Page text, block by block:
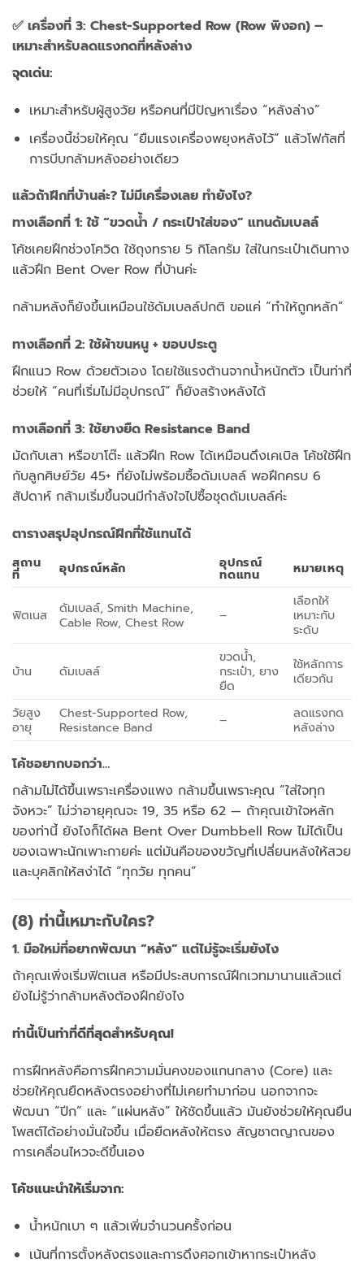
✅ เครื่องที่ 3: Chest-Supported Row (Row พิงอก) –
เหมาะสำหรับลดแรงกดที่หลังล่าง
จุดเด่น:
เหมาะสำหรับผู้สูงวัย หรือคนที่มีปัญหาเรื่อง “หลังล่าง”
เครื่องนี้ช่วยให้คุณ “ยืมแรงเครื่องพยุงหลังไว้” แล้วโฟกัสที่
การบีบกล้ามหลังอย่างเดียว
แล้วถ้าฝึกที่บ้านล่ะ? ไม่มีเครื่องเลย ทำยังไง?
ทางเลือกที่ 1: ใช้ “ขวดน้ำ / กระเป๋าใส่ของ” แทนดัมเบลล์
โค้ชเคยฝึกช่วงโควิด ใช้ถุงทราย 5 กิโลกรัม ใส่ในกระเป๋าเดินทาง
แล้วฝึก Bent Over Row ที่บ้านค่ะ
กล้ามหลังก็ยังขึ้นเหมือนใช้ดัมเบลล์ปกติ ขอแค่ “ทำให้ถูกหลัก”
ทางเลือกที่ 2: ใช้ผ้าขนหนู + ขอบประตู
ฝึกแนว Row ด้วยตัวเอง โดยใช้แรงต้านจากน้ำหนักตัว เป็นท่าที่
ช่วยให้ “คนที่เริ่มไม่มีอุปกรณ์” ก็ยังสร้างหลังได้
ทางเลือกที่ 3: ใช้ยางยืด Resistance Band
มัดกับเสา หรือขาโต๊ะ แล้วฝึก Row ได้เหมือนดึงเคเบิล โค้ชใช้ฝึก
กับลูกศิษย์วัย 45+ ที่ยังไม่พร้อมซื้อดัมเบลล์ พอฝึกครบ 6
สัปดาห์ กล้ามเริ่มขึ้นจนมีกำลังใจไปซื้อชุดดัมเบลล์ค่ะ
ตารางสรุปอุปกรณ์ฝึกที่ใช้แทนได้
สถาน
ที่ อุปกรณ์หลัก อุปกรณ์
ทดแทน หมายเหตุ
ฟิตเนส
ดัมเบลล์, Smith Machine,
Cable Row, Chest Row
–
เลือกให้
เหมาะกับ
ระดับ
บ้าน ดัมเบลล์
ขวดน้ำ,
กระเป๋า, ยาง
ยืด
ใช้หลักการ
เดียวกัน
วัยสูง
อายุ
Chest-Supported Row,
Resistance Band
–
ลดแรงกด
หลังล่าง
โค้ชอยากบอกว่า…
กล้ามไม่ได้ขึ้นเพราะเครื่องแพง กล้ามขึ้นเพราะคุณ “ใส่ใจทุก
จังหวะ” ไม่ว่าอายุคุณจะ 19, 35 หรือ 62 — ถ้าคุณเข้าใจหลัก
ของท่านี้ ยังไงก็ได้ผล Bent Over Dumbbell Row ไม่ได้เป็น
ของเฉพาะนักเพาะกายค่ะ แต่มันคือของขวัญที่เปลี่ยนหลังให้สวย
และบุคลิกให้สง่าได้ “ทุกวัย ทุกคน”
(8) ท่านี้เหมาะกับใคร?
1. มือใหม่ที่อยากพัฒนา “หลัง” แต่ไม่รู้จะเริ่มยังไง
ถ้าคุณเพิ่งเริ่มฟิตเนส หรือมีประสบการณ์ฝึกเวทมานานแล้วแต่
ยังไม่รู้ว่ากล้ามหลังต้องฝึกยังไง
ท่านี้เป็นท่าที่ดีที่สุดสำหรับคุณ!
การฝึกหลังคือการฝึกความมั่นคงของแกนกลาง (Core) และ
ช่วยให้คุณยืดหลังตรงอย่างที่ไม่เคยทำมาก่อน นอกจากจะ
พัฒนา “ปีก” และ “แผ่นหลัง” ให้ชัดขึ้นแล้ว มันยังช่วยให้คุณยืน
โพสต์ได้อย่างมั่นใจขึ้น เมื่อยืดหลังให้ตรง สัญชาตญาณของ
การเคลื่อนไหวจะดีขึ้นเอง
โค้ชแนะนำให้เริ่มจาก:
น้ำหนักเบา ๆ แล้วเพิ่มจำนวนครั้งก่อน
เน้นที่การตั้งหลังตรงและการดึงศอกเข้าหากระเป๋าหลัง